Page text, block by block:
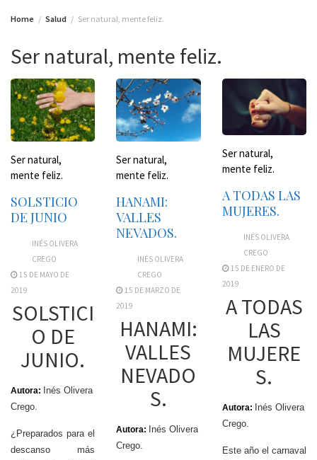
Home Salud Ser natural, mente feliz.
Ser natural, mente feliz.
Ser natural,
mente feliz.
SOLSTICIO
DE JUNIO
INÉS OLIVERA
CREGO
15 DE MAYO DE
2019
SOLSTICI
O DE
JUNIO.
Autora: Inés Olivera
Crego.
¿Preparados para el
descanso más
Ser natural,
mente feliz.
HANAMI:
VALLES
NEVADOS.
INÉS OLIVERA
CREGO
15 DE MARZO DE
2019
HANAMI:
VALLES
NEVADO
S.
Autora: Inés Olivera
Crego.
Ser natural,
mente feliz.
A TODAS LAS
MUJERES.
INÉS OLIVERA
CREGO
15 DE ENERO DE
2019
A TODAS
LAS
MUJERE
S.
Autora: Inés Olivera
Crego.
Este año el carnaval